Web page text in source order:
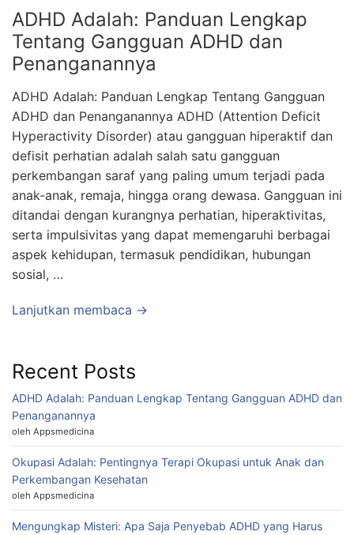
ADHD Adalah: Panduan Lengkap
Tentang Gangguan ADHD dan
Penanganannya
ADHD Adalah: Panduan Lengkap Tentang Gangguan
ADHD dan Penanganannya ADHD (Attention Deficit
Hyperactivity Disorder) atau gangguan hiperaktif dan
defisit perhatian adalah salah satu gangguan
perkembangan saraf yang paling umum terjadi pada
anak-anak, remaja, hingga orang dewasa. Gangguan ini
ditandai dengan kurangnya perhatian, hiperaktivitas,
serta impulsivitas yang dapat memengaruhi berbagai
aspek kehidupan, termasuk pendidikan, hubungan
sosial, …
Lanjutkan membaca →
Recent Posts
ADHD Adalah: Panduan Lengkap Tentang Gangguan ADHD dan
Penanganannya
oleh Appsmedicina
Okupasi Adalah: Pentingnya Terapi Okupasi untuk Anak dan
Perkembangan Kesehatan
oleh Appsmedicina
Mengungkap Misteri: Apa Saja Penyebab ADHD yang Harus